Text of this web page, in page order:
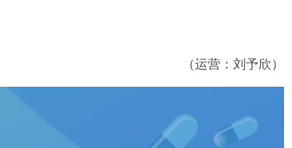
（运营：刘予欣）